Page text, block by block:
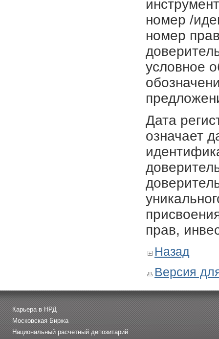
номер /
номер
условное
Дата
означает
прав,
Назад
Версия
Карьера в НРД
Московская Биржа
Национальный расчетный депозитарий